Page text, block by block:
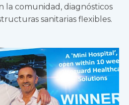
la comunidad, diagnósticos
sanitarias flexibles.